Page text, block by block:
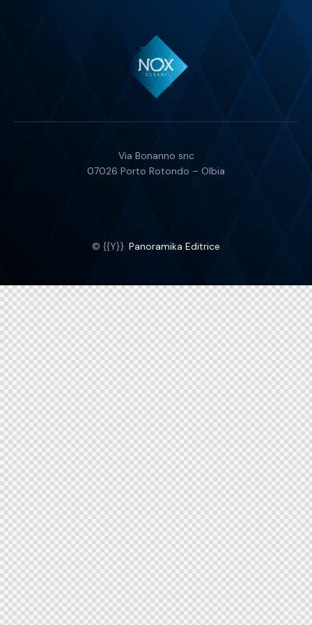
Via Bonanno snc
07026 Porto Rotondo – Olbia
© {{Y}}. Panoramika Editrice